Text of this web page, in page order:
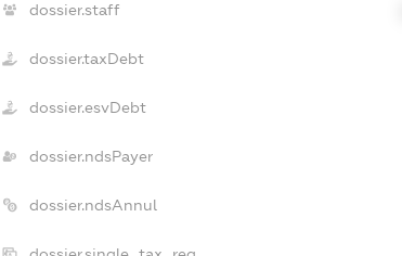
dossier.staff
dossier.taxDebt
dossier.esvDebt
dossier.ndsPayer
dossier.ndsAnnul